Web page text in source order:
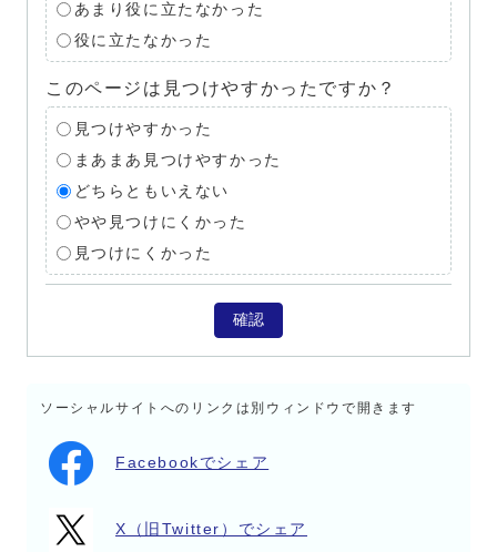
あまり役に立たなかった
役に立たなかった
このページは見つけやすかったですか？
見つけやすかった
まあまあ見つけやすかった
どちらともいえない
やや見つけにくかった
見つけにくかった
確認
ソーシャルサイトへのリンクは別ウィンドウで開きます
Facebookでシェア
X（旧Twitter）でシェア